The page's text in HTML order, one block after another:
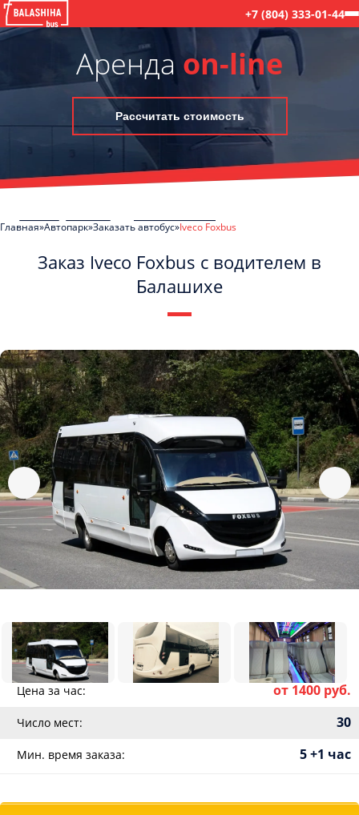
+7 (804) 333-01-44
Аренда on-line
Рассчитать стоимость
Главная Автопарк Заказать автобус Iveco Foxbus
Заказ Iveco Foxbus с водителем в
Балашихе
Цена за час: от 1400 руб.
Число мест: 30
Мин. время заказа: 5 +1 час
ознакомлен(а), даю согласие на